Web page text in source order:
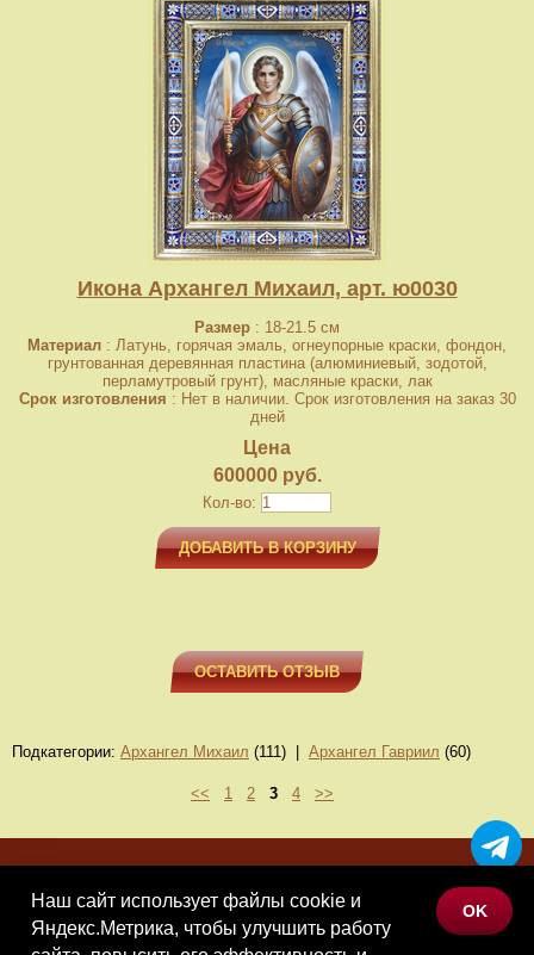
Икона Архангел Михаил, арт. ю0030
Размер : 18-21.5 см
Материал : Латунь, горячая эмаль, огнеупорные краски, фондон,
грунтованная деревянная пластина (алюминиевый, зодотой,
перламутровый грунт), масляные краски, лак
Срок изготовления : Нет в наличии. Срок изготовления на заказ 30
дней
Цена
600000 руб.
Кол-во:
ДОБАВИТЬ В КОРЗИНУ
ОСТАВИТЬ ОТЗЫВ
Подкатегории: Архангел Михаил (111) | Архангел Гавриил (60)
<< 1 2 3 4 >>
КАТАЛОГ ТОВАРОВ
Наш сайт использует файлы cookie и
Яндекс.Метрика, чтобы улучшить работу
OK